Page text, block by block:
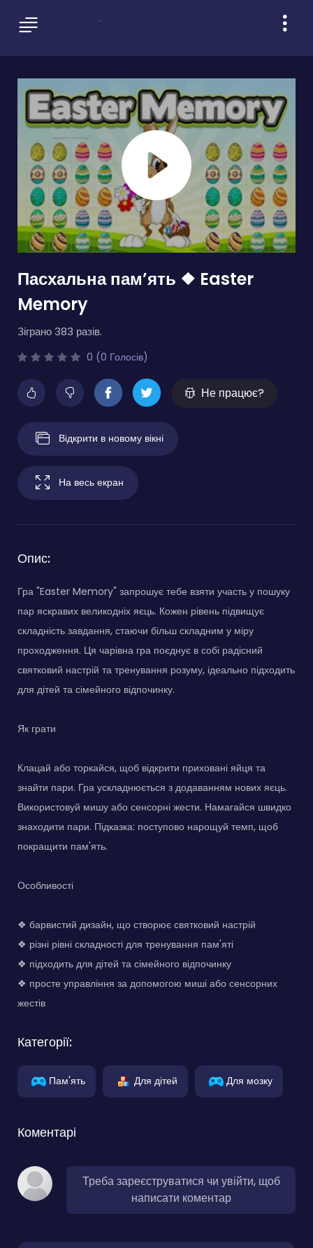
Пасхальна памʼять ❖ Easter
Memory
Зіграно 383 разів.
0 (0 Голосів)
Не працює?
Відкрити в новому вікні
На весь екран
Опис:
Гра "Easter Memory" запрошує тебе взяти участь у пошуку
пар яскравих великодніх яєць. Кожен рівень підвищує
складність завдання, стаючи більш складним у міру
проходження. Ця чарівна гра поєднує в собі радісний
святковий настрій та тренування розуму, ідеально підходить
для дітей та сімейного відпочинку.
Як грати
Клацай або торкайся, щоб відкрити приховані яйця та
знайти пари. Гра ускладнюється з додаванням нових яєць.
Використовуй мишу або сенсорні жести. Намагайся швидко
знаходити пари. Підказка: поступово нарощуй темп, щоб
покращити пам'ять.
Особливості
❖ барвистий дизайн, що створює святковий настрій
❖ різні рівні складності для тренування пам'яті
❖ підходить для дітей та сімейного відпочинку
❖ просте управління за допомогою миші або сенсорних
жестів
Категорії:
Пам'ять Для дітей Для мозку
Коментарі
Треба зареєструватися чи увійти, щоб
написати коментар